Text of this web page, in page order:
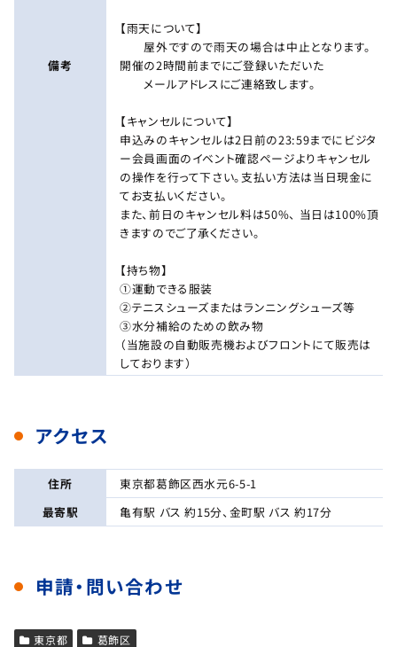
備考
【雨天について】
屋外ですので雨天の場合は中止となります。
開催の2時間前までにご登録いただいた
メールアドレスにご連絡致します。
【キャンセルについて】
申込みのキャンセルは2日前の23:59までにビジタ
ー会員画面のイベント確認ページよりキャンセル
の操作を行って下さい。支払い方法は当日現金に
てお支払いください。
また、前日のキャンセル料は50%、 当日は100%頂
きますのでご了承ください。
【持ち物】
①運動できる服装
②テニスシューズまたはランニングシューズ等
③水分補給のための飲み物
（当施設の自動販売機およびフロントにて販売は
しております）
アクセス
住所
東京都葛飾区西水元6-5-1
最寄駅
亀有駅 バス 約15分、金町駅 バス 約17分
申請・問い合わせ
東京都 葛飾区